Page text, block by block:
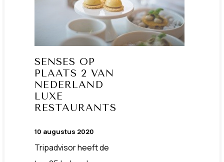
SENSES OP
PLAATS 2 VAN
NEDERLAND
LUXE
RESTAURANTS
10 augustus 2020
Tripadvisor heeft de